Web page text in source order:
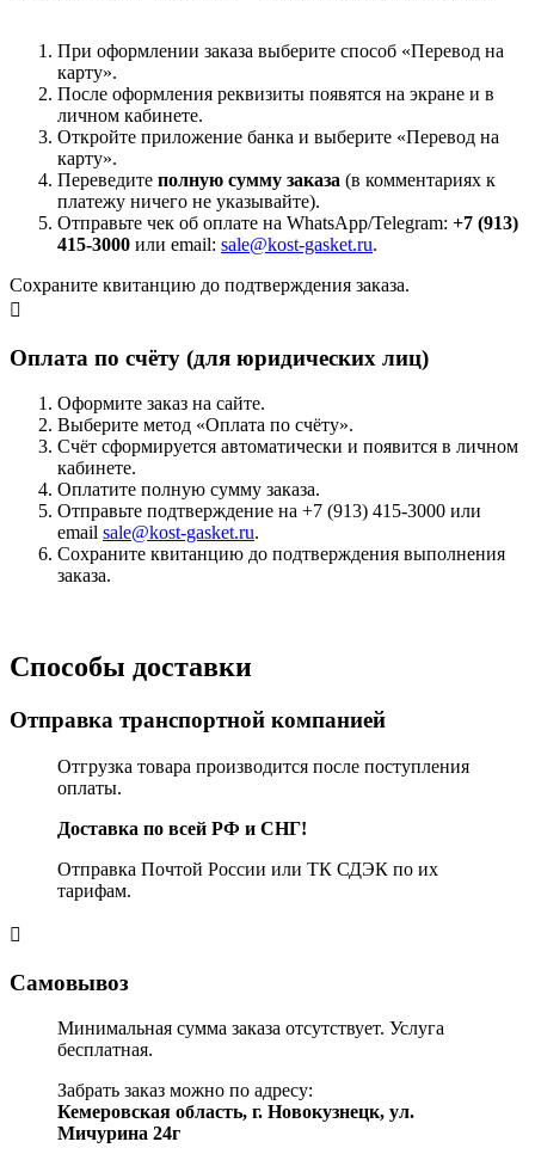
При оформлении заказа выберите способ «Перевод на
карту».
После оформления реквизиты появятся на экране и в
личном кабинете.
Откройте приложение банка и выберите «Перевод на
карту».
Переведите полную сумму заказа (в комментариях к
платежу ничего не указывайте).
Отправьте чек об оплате на WhatsApp/Telegram: +7 (913)
415-3000 или email: sale@kost-gasket.ru.
Сохраните квитанцию до подтверждения заказа.
Оплата по счёту (для юридических лиц)
Оформите заказ на сайте.
Выберите метод «Оплата по счёту».
Счёт сформируется автоматически и появится в личном
кабинете.
Оплатите полную сумму заказа.
Отправьте подтверждение на +7 (913) 415-3000 или
email sale@kost-gasket.ru.
Сохраните квитанцию до подтверждения выполнения
заказа.
Способы доставки
Отправка транспортной компанией
Отгрузка товара производится после поступления
оплаты.
Доставка по всей РФ и СНГ!
Отправка Почтой России или ТК СДЭК по их
тарифам.
Самовывоз
Минимальная сумма заказа отсутствует. Услуга
бесплатная.
Забрать заказ можно по адресу:
Кемеровская область, г. Новокузнецк, ул.
Мичурина 24г